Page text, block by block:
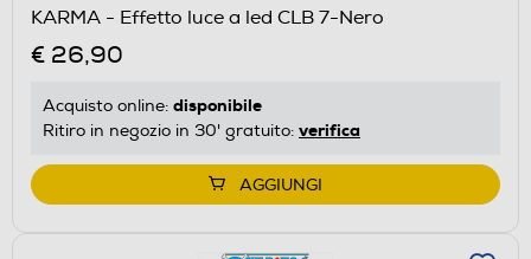
KARMA - Effetto luce a led CLB 7-Nero
€ 26,90
Acquisto online: disponibile
Ritiro in negozio in 30' gratuito: verifica
AGGIUNGI